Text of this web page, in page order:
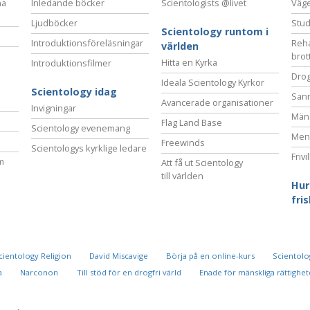
Inledande böcker
Ljudböcker
Introduktionsföreläsningar
Introduktionsfilmer
Scientology idag
Invigningar
Scientology evenemang
Scientologys kyrklige ledare
Scientologists @livet
Scientology runtom i
världen
Hitta en Kyrka
Ideala Scientology Kyrkor
Avancerade organisationer
Flag Land Base
Freewinds
Att få ut Scientology
till världen
Religion David Miscavige Börja på en online-kurs
Narconon Till stöd för en drogfri värld Enade för mänskliga